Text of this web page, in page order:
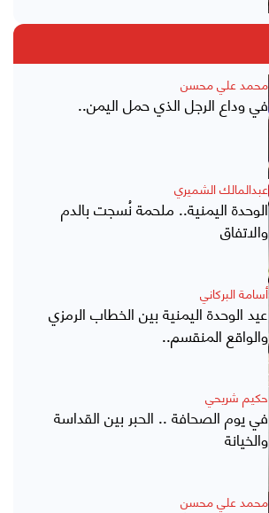
محمد علي محسن
في وداع الرجل الذي حمل اليمن..
عبدالمالك الشميري
الوحدة اليمنية.. ملحمة نُسجت بالدم
والاتفاق
أسامة البركاني
عيد الوحدة اليمنية بين الخطاب الرمزي
والواقع المنقسم..
حكيم شريحي
في يوم الصحافة .. الحبر بين القداسة
والخيانة
محمد علي محسن